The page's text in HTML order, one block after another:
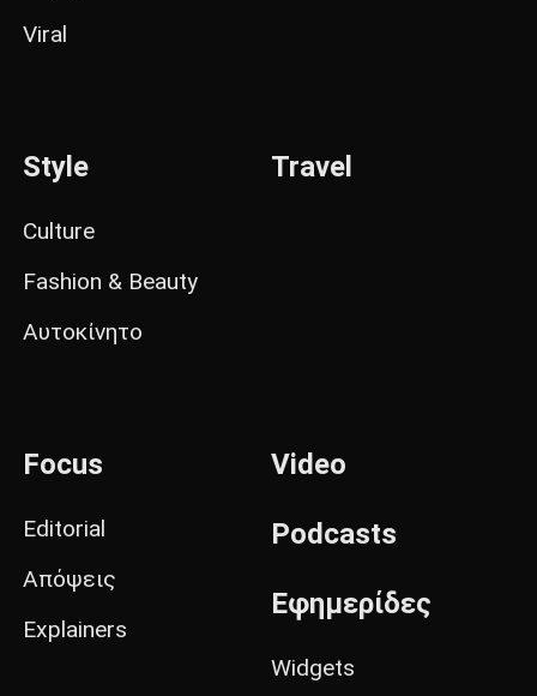
Viral
Style
Culture
Fashion & Beauty
Αυτοκίνητο
Travel
Focus
Editorial
Απόψεις
Explainers
Video
Podcasts
Εφημερίδες
Widgets